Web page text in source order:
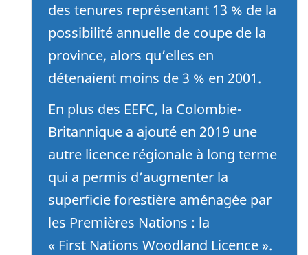
des tenures représentant 13 % de la
possibilité annuelle de coupe de la
province, alors qu’elles en
détenaient moins de 3 % en 2001.
En plus des EEFC, la Colombie-
Britannique a ajouté en 2019 une
autre licence régionale à long terme
qui a permis d’augmenter la
superficie forestière aménagée par
les Premières Nations : la
« First Nations Woodland Licence ».